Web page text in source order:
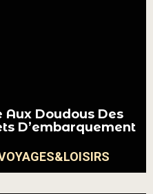
Aux Doudous Des
D’embarquement